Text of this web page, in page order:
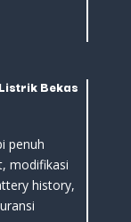
Bekas
penuh
modifikasi
history,